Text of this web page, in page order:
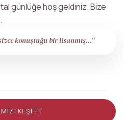
günlüğe hoş geldiniz. Bize
konuştuğu bir lisanmış..."
KEŞFET